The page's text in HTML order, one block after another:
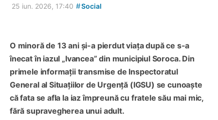
25 iun. 2026, 17:40 #Social
O minoră de 13 ani și-a pierdut viața după ce s-a
înecat în iazul „Ivancea” din municipiul Soroca. Din
primele informații transmise de Inspectoratul
General al Situațiilor de Urgență (IGSU) se cunoaște
că fata se afla la iaz împreună cu fratele său mai mic,
fără supravegherea unui adult.